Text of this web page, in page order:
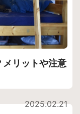
メリットや注意
2025.02.21